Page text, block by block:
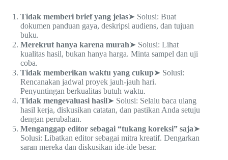
Tidak memberi brief yang jelas➤ Solusi: Buat
dokumen panduan gaya, deskripsi audiens, dan tujuan
buku.
Merekrut hanya karena murah➤ Solusi: Lihat
kualitas hasil, bukan hanya harga. Minta sampel dan uji
coba.
Tidak memberikan waktu yang cukup➤ Solusi:
Rencanakan jadwal proyek jauh-jauh hari.
Penyuntingan berkualitas butuh waktu.
Tidak mengevaluasi hasil➤ Solusi: Selalu baca ulang
hasil kerja, diskusikan catatan, dan pastikan Anda setuju
dengan perubahan.
Menganggap editor sebagai “tukang koreksi” saja➤
Solusi: Libatkan editor sebagai mitra kreatif. Dengarkan
saran mereka dan diskusikan ide-ide besar.